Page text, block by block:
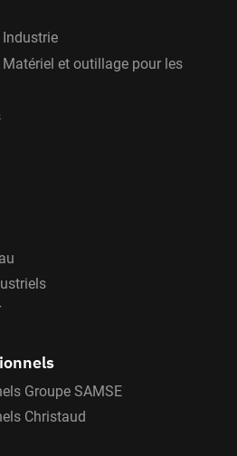
Industrie
Matériel et outillage pour les
Groupe SAMSE
Christaud